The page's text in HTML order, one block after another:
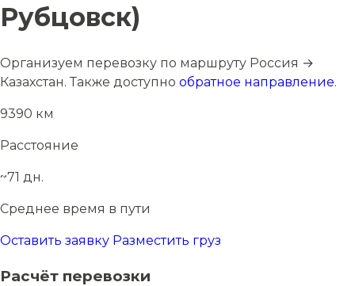
Рубцовск)
Организуем перевозку по маршруту Россия →
Казахстан. Также доступно обратное направление.
9390 км
Расстояние
~71 дн.
Среднее время в пути
Оставить заявку Разместить груз
Расчёт перевозки